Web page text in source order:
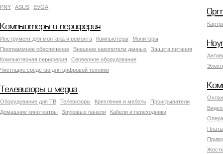
PNY
ASUS EVGA
Компьютеры и периферия
Инструмент для монтажа и ремонта Компьютеры
Мониторы
Программное обеспечение
Внешние накопители данных
Защита питания
Компьютерная периферия
Серверное оборудование
Чистящие средства для цифровой техники
Телевизоры и медиа
Оборудование для ТВ Телевизоры Крепления и мебель
Проигрыватели
Домашние кинотеатры
Звуковые панели Кабели и переходники